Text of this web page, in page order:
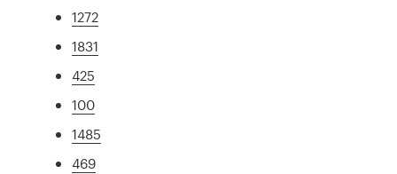
1272
1831
425
100
1485
469